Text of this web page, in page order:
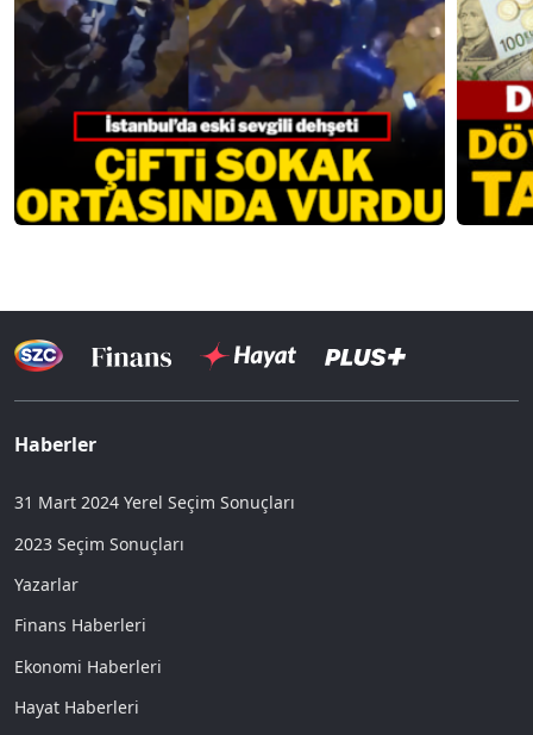
Haberler
31 Mart 2024 Yerel Seçim Sonuçları
2023 Seçim Sonuçları
Yazarlar
Finans Haberleri
Ekonomi Haberleri
Hayat Haberleri